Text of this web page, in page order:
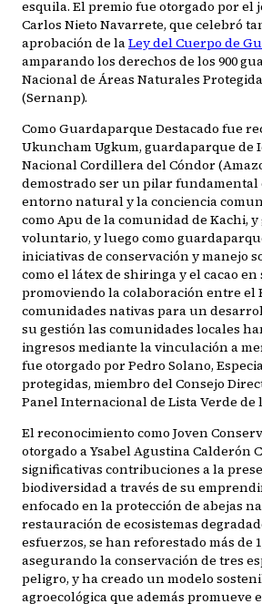
esquila. El premio fue otorgado por el
Carlos Nieto Navarrete, que celebró
aprobación de laLey del Cuerpo de
amparando los derechos de los 900
Nacional de Áreas Naturales
(Sernanp).
Como Guardaparque Destacado fue
Ukuncham Ugkum, guardaparque de
Nacional Cordillera del Cóndor
demostrado ser un pilar
entorno natural y la conciencia
como Apu de la comunidad de Kachi,
voluntario, y luego como
iniciativas de conservación y manejo
como el látex de shiringa y el cacao
promoviendo la colaboración entre el
comunidades nativas para un
su gestión las comunidades locales
ingresos mediante la vinculación a
fue otorgado por Pedro Solano,
protegidas, miembro del Consejo
Panel Internacional de Lista Verde de
El reconocimiento como Joven
otorgado a Ysabel Agustina Calderón
significativas contribuciones a la
biodiversidad a través de su
enfocado en la protección de abejas
restauración de ecosistemas
esfuerzos, se han reforestado más de
asegurando la conservación de tres
peligro, y ha creado un modelo
agroecológica que además promueve